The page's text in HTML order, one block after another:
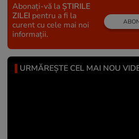
Abonați-vă la ȘTIRILE
ZILEI pentru a fi la
curent cu cele mai noi
informații.
URMĂREȘTE CEL MAI NOU